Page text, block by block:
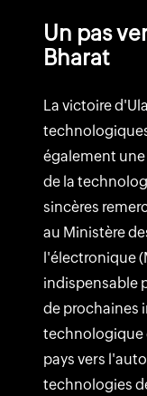
Un pas
Bharat
La victoire
également
de la
sincères
au Ministère
l'électronique
indispensable
de prochaines
technologique
pays vers
technologies